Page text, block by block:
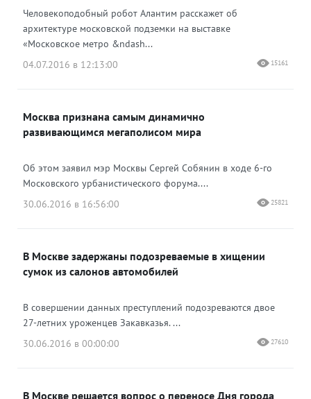
Человекоподобный робот Алантим расскажет об
архитектуре московской подземки на выставке
«Московское метро &ndash...
04.07.2016 в 12:13:00
15161
Москва признана самым динамично
развивающимся мегаполисом мира
Об этом заявил мэр Москвы Сергей Собянин в ходе 6-го
Московского урбанистического форума....
30.06.2016 в 16:56:00
25821
В Москве задержаны подозреваемые в хищении
сумок из салонов автомобилей
В совершении данных преступлений подозреваются двое
27-летних уроженцев Закавказья. ...
30.06.2016 в 00:00:00
27610
В Москве решается вопрос о переносе Дня города